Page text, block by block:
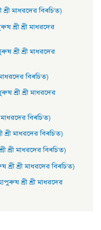
মাধৱদেৱ বিৰচিত)
শ্ৰী শ্ৰী মাধৱদেৱ
শ্ৰী শ্ৰী মাধৱদেৱ
বিৰচিত)
শ্ৰী শ্ৰী মাধৱদেৱ
বিৰচিত)
মাধৱদেৱ বিৰচিত)
শ্ৰী মাধৱদেৱ বিৰচিত)
শ্ৰী মাধৱদেৱ বিৰচিত)
শ্ৰী শ্ৰী মাধৱদেৱ